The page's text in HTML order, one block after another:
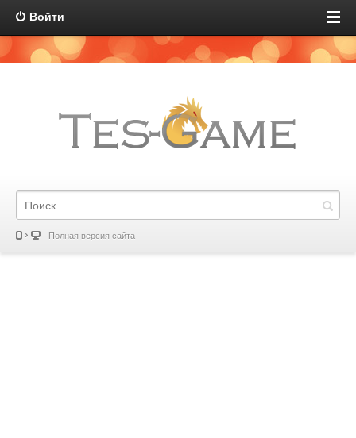
Войти
Полная версия сайта